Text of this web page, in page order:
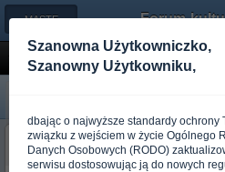
← MASTERS Of STEEL
trzeba rozruszac to forum ....tak z
Poprzedni
budo_ciulkwens
Ponad rok temu
Szanowna Użytkowniczko,
Szanowny Użytkowniku,
dbając o najwyższe standardy ochrony
związku z wejściem w życie Ogólnego
Danych Osobowych (RODO)
serwisu dostosowując ją do nowych